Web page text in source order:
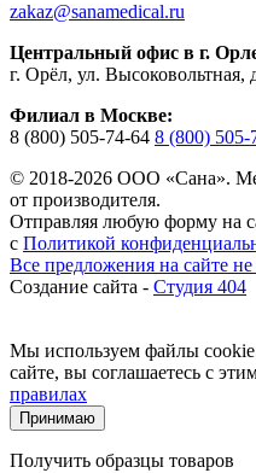
zakaz@sanamedical.ru
Центральный офис в г.
г. Орёл, ул. Высоковольтная,
Филиал в Москве:
8 (800) 505-74-64 8 (800) 505-
© 2018-2026 ООО «Сана».
от производителя.
Отправляя любую форму на
с Политикой
Все предложения на сайте
Создание сайта - Студия 404
Мы используем файлы
сайте, вы соглашаетесь с
правилах
Принимаю
Получить образцы товаров